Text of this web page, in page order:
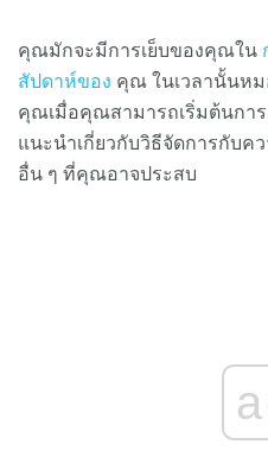
คุณมักจะมีการเย็บของคุณใน
สัปดาห์ของ คุณ ในเวลานั้นห
คุณเมื่อคุณสามารถเริ่มต้นการ
แนะนำเกี่ยวกับวิธีจัดการกับ
อื่น ๆ ที่คุณอาจประสบ